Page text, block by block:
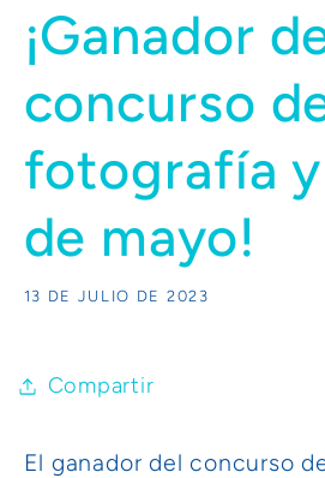
¡Ganador
concurso
fotografía
de mayo!
13 DE JULIO DE 2023
Compartir
El ganador del concurso